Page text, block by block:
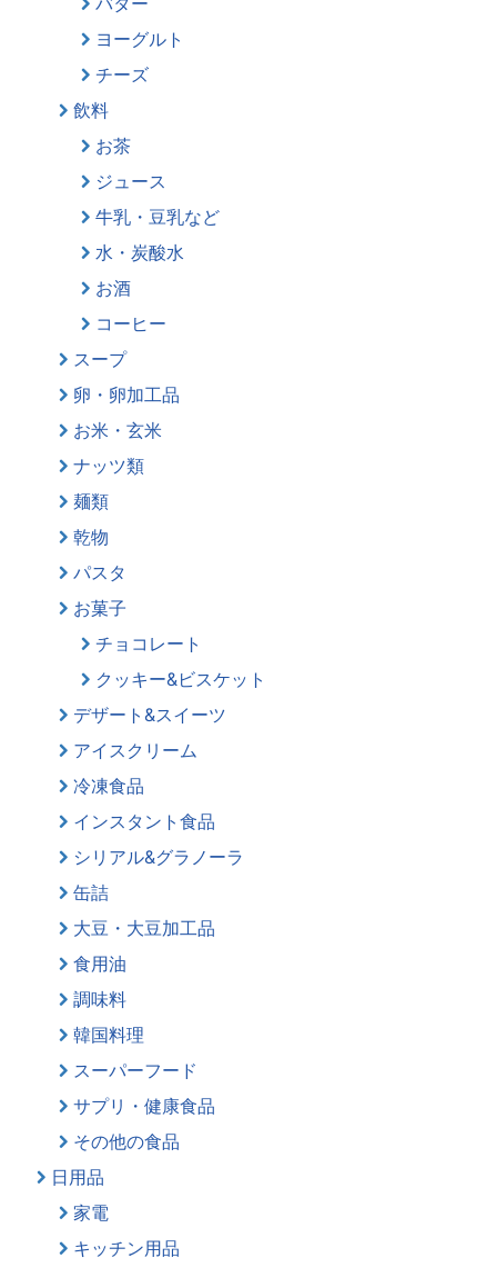
ヨーグルト
チーズ
飲料
お茶
ジュース
牛乳・豆乳など
水・炭酸水
お酒
コーヒー
スープ
卵・卵加工品
お米・玄米
ナッツ類
麺類
乾物
パスタ
お菓子
チョコレート
クッキー&ビスケット
デザート&スイーツ
アイスクリーム
冷凍食品
インスタント食品
シリアル&グラノーラ
缶詰
大豆・大豆加工品
食用油
調味料
韓国料理
スーパーフード
サプリ・健康食品
その他の食品
日用品
家電
キッチン用品